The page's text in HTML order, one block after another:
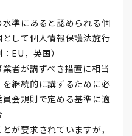
準にあると認められる個
して個人情報保護法施行
EU，英国）
者が講ずべき措置に相当
継続的に講ずるために必
会規則で定める基準に適
が要求されていますが，